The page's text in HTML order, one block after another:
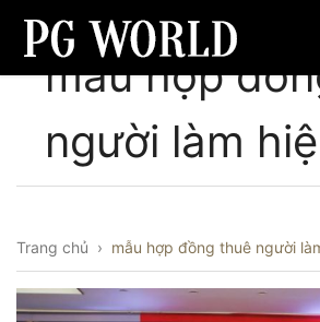
mẫu hợp
người làm
Trang chủ › mẫu hợp đồng thuê người